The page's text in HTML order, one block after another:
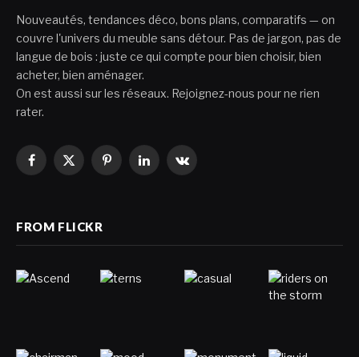
Nouveautés, tendances déco, bons plans, comparatifs — on
couvre l'univers du meuble sans détour. Pas de jargon, pas de
langue de bois : juste ce qui compte pour bien choisir, bien
acheter, bien aménager.
On est aussi sur les réseaux. Rejoignez-nous pour ne rien
rater.
Facebook
X
PinterestLinkedInVKontakte
FROM FLICKR